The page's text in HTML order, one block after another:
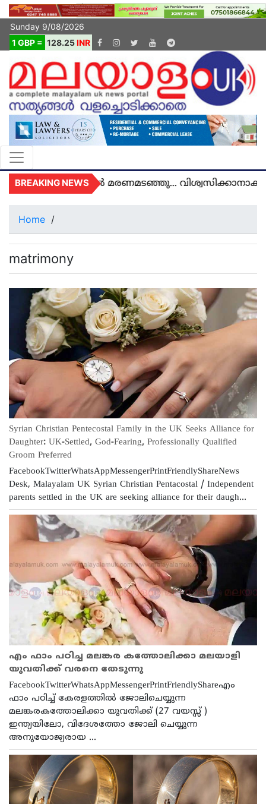
Sunday 9/08/2026
1 GBP = 128.25INR
BREAKING NEWS
യുകെയിൽ മരണമടഞ്ഞു... വിശ്വസിക്കാനാകാതെ
Home /
matrimony
Syrian Christian Pentecostal Family in the UK Seeks Alliance for
Daughter: UK-Settled, God-Fearing, Professionally Qualified
Groom Preferred
FacebookTwitterWhatsAppMessengerPrintFriendlyShareNews
Desk, Malayalam UK Syrian Christian Pentacostal / Independent
parents settled in the UK are seeking alliance for their daugh...
എം ഫാം പഠിച്ച മലങ്കര കത്തോലിക്കാ മലയാളി
യുവതിക്ക് വരനെ തേടുന്നു
FacebookTwitterWhatsAppMessengerPrintFriendlyShareഎം
ഫാം പഠിച്ച് കേരളത്തിൽ ജോലിചെയ്യുന്ന
മലങ്കരകത്തോലിക്കാ യുവതിക്ക് (27 വയസ്സ് )
ഇന്ത്യയിലോ, വിദേശത്തോ ജോലി ചെയ്യുന്ന
അനുയോജ്യരായ ...